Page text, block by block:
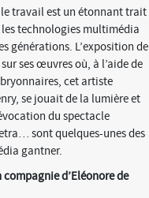
travail est un étonnant trait
technologies multimédia
générations. L’exposition de
ses œuvres où, à l’aide de
cet artiste
se jouait de la lumière et
du spectacle
sont quelques-unes des
gantner.
compagnie d’Eléonore de